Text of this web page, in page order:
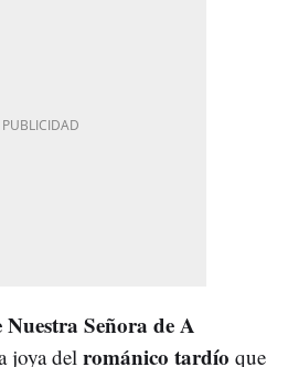
Señora de A
joya del románico tardío que